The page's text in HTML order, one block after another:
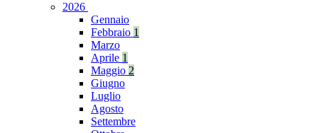
2026
Gennaio
Febbraio 1
Marzo
Aprile 1
Maggio 2
Giugno
Luglio
Agosto
Settembre